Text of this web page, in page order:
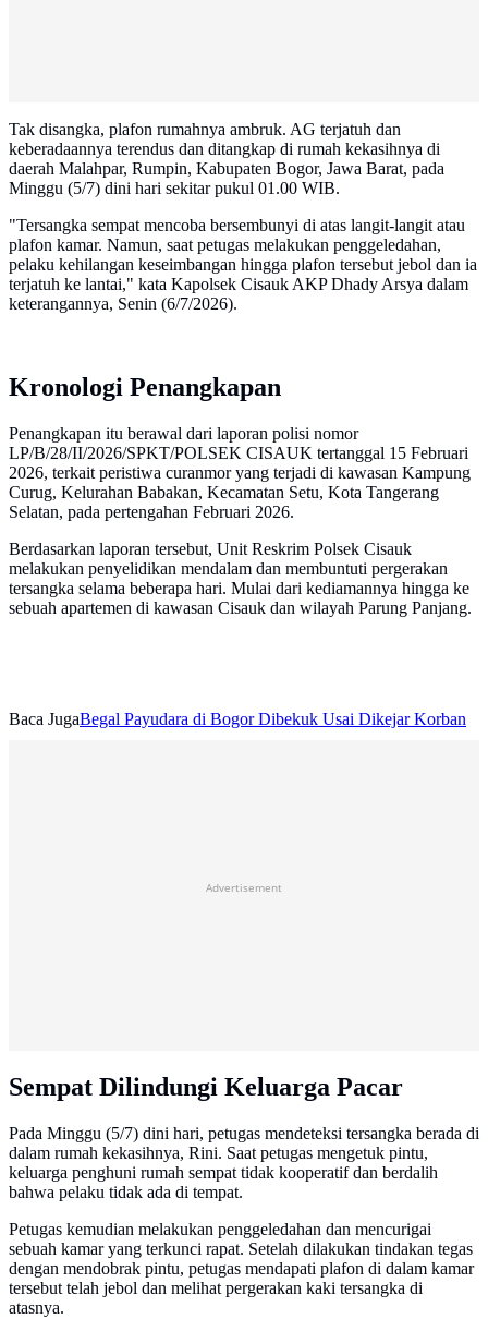
Tak disangka, plafon rumahnya ambruk. AG terjatuh dan
keberadaannya terendus dan ditangkap di rumah kekasihnya di
daerah Malahpar, Rumpin, Kabupaten Bogor, Jawa Barat, pada
Minggu (5/7) dini hari sekitar pukul 01.00 WIB.
​"Tersangka sempat mencoba bersembunyi di atas langit-langit atau
plafon kamar. Namun, saat petugas melakukan penggeledahan,
pelaku kehilangan keseimbangan hingga plafon tersebut jebol dan ia
terjatuh ke lantai," kata Kapolsek Cisauk AKP Dhady Arsya dalam
keterangannya, Senin (6/7/2026).
Kronologi Penangkapan
Penangkapan itu berawal dari laporan polisi nomor
LP/B/28/II/2026/SPKT/POLSEK CISAUK tertanggal 15 Februari
2026, terkait peristiwa curanmor yang terjadi di kawasan Kampung
Curug, Kelurahan Babakan, Kecamatan Setu, Kota Tangerang
Selatan, pada pertengahan Februari 2026.
Berdasarkan laporan tersebut, Unit Reskrim Polsek Cisauk
melakukan penyelidikan mendalam dan membuntuti pergerakan
tersangka selama beberapa hari. Mulai dari kediamannya hingga ke
sebuah apartemen di kawasan Cisauk dan wilayah Parung Panjang.
Baca JugaBegal Payudara di Bogor Dibekuk Usai Dikejar Korban
Advertisement
Sempat Dilindungi Keluarga Pacar
Pada Minggu (5/7) dini hari, petugas mendeteksi tersangka berada di
dalam rumah kekasihnya, Rini. Saat petugas mengetuk pintu,
keluarga penghuni rumah sempat tidak kooperatif dan berdalih
bahwa pelaku tidak ada di tempat.
Petugas kemudian melakukan penggeledahan dan mencurigai
sebuah kamar yang terkunci rapat. Setelah dilakukan tindakan tegas
dengan mendobrak pintu, petugas mendapati plafon di dalam kamar
tersebut telah jebol dan melihat pergerakan kaki tersangka di
atasnya.